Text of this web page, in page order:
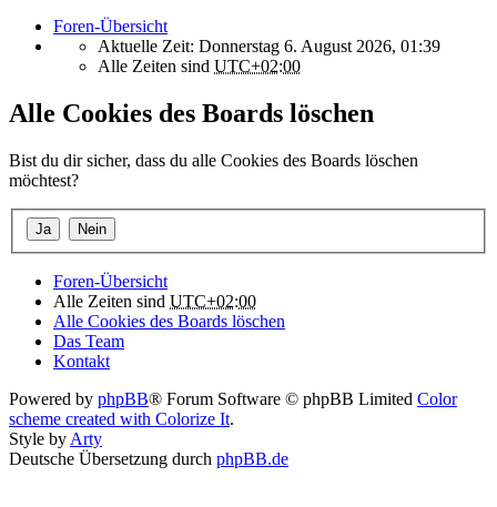
Foren-Übersicht
Aktuelle Zeit: Donnerstag 6. August 2026, 01:39
Alle Zeiten sind UTC+02:00
Alle Cookies des Boards löschen
Bist du dir sicher, dass du alle Cookies des Boards löschen
möchtest?
Foren-Übersicht
Alle Zeiten sind UTC+02:00
Alle Cookies des Boards löschen
Das Team
Kontakt
Powered by phpBB® Forum Software © phpBB Limited Color
scheme created with Colorize It.
Style by Arty
Deutsche Übersetzung durch phpBB.de